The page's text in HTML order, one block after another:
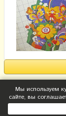
Мы используем
сайте, вы